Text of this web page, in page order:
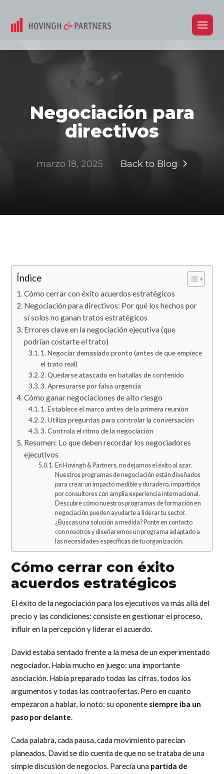
Negociación para
directivos
marzo 18, 2025 Back to Blog
Índice
Cómo cerrar con éxito acuerdos estratégicos
Negociación para directivos: Por qué los hechos por
sí solos no ganan tratos estratégicos
Errores clave en la negociación ejecutiva (que
podrían costarte el trato)
1. Negociar demasiado pronto (antes de que empiece
el trato real)
2. Quedarse atascado en batallas de contenido
3. Apresurarse por falsa urgencia
Cómo ganar negociaciones de alto riesgo
1. Establece el marco antes de la primera reunión
2. Utiliza preguntas para controlar la conversación
3. Controla el ritmo de la negociación
Resumen: Lo que deben recordar los negociadores
ejecutivos
En Hovingh & Partners, no dejamos el éxito al azar.
Nuestros programas de negociación están diseñados
para crear un impacto medible y duradero, impartidos
por consultores con amplia experiencia internacional.
Descubre cómo nuestros programas de formación en
negociación pueden ayudarte a liderar tu sector.
¿Buscas una solución a medida? Ponte en contacto
con nosotros y diseñaremos un programa adaptado a
las necesidades específicas de tu organización.
Cómo cerrar con éxito
acuerdos estratégicos
El éxito de la negociación para los ejecutivos va más allá del
precio y las condiciones: consiste en gestionar el proceso,
influir en la percepción y liderar el acuerdo.
David estaba sentado frente a la mesa de un experimentado
negociador. Había mucho en juego: una importante
asociación. Había preparado todas las cifras, todos los
argumentos y todas las contraofertas. Pero en cuanto
empezaron a hablar, lo notó: su oponente siempre iba un
paso por delante.
Cada palabra, cada pausa, cada movimiento parecían
planeados. David se dio cuenta de que no se trataba de una
simple discusión de negocios. Parecía una partida de